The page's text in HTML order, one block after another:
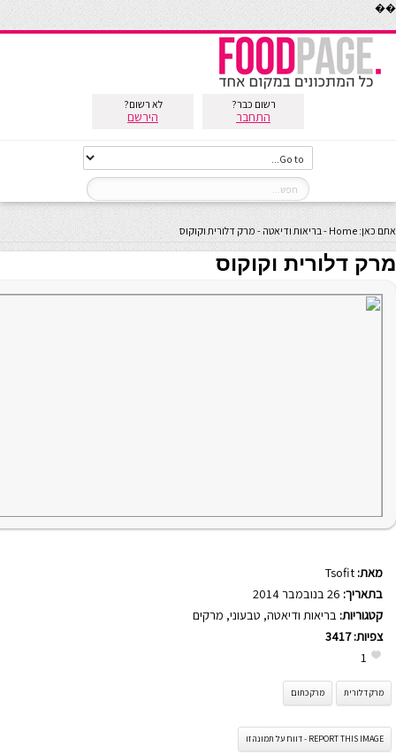
��
רשום כבר?
התחבר
לא רשום?
הירשם
אתם כאן: Home
-בריאות ודיאטה- מרק דלורית וקוקוס
מרק דלורית וקוקוס
מאת: Tsofit
בתאריך:
קטגוריות: בריאות ודיאטה, טבעוני, מרקים
צפיות:3417
1
מרק דלורית מרק כתום
REPORT THIS IMAGE - דווח על תמונה זו